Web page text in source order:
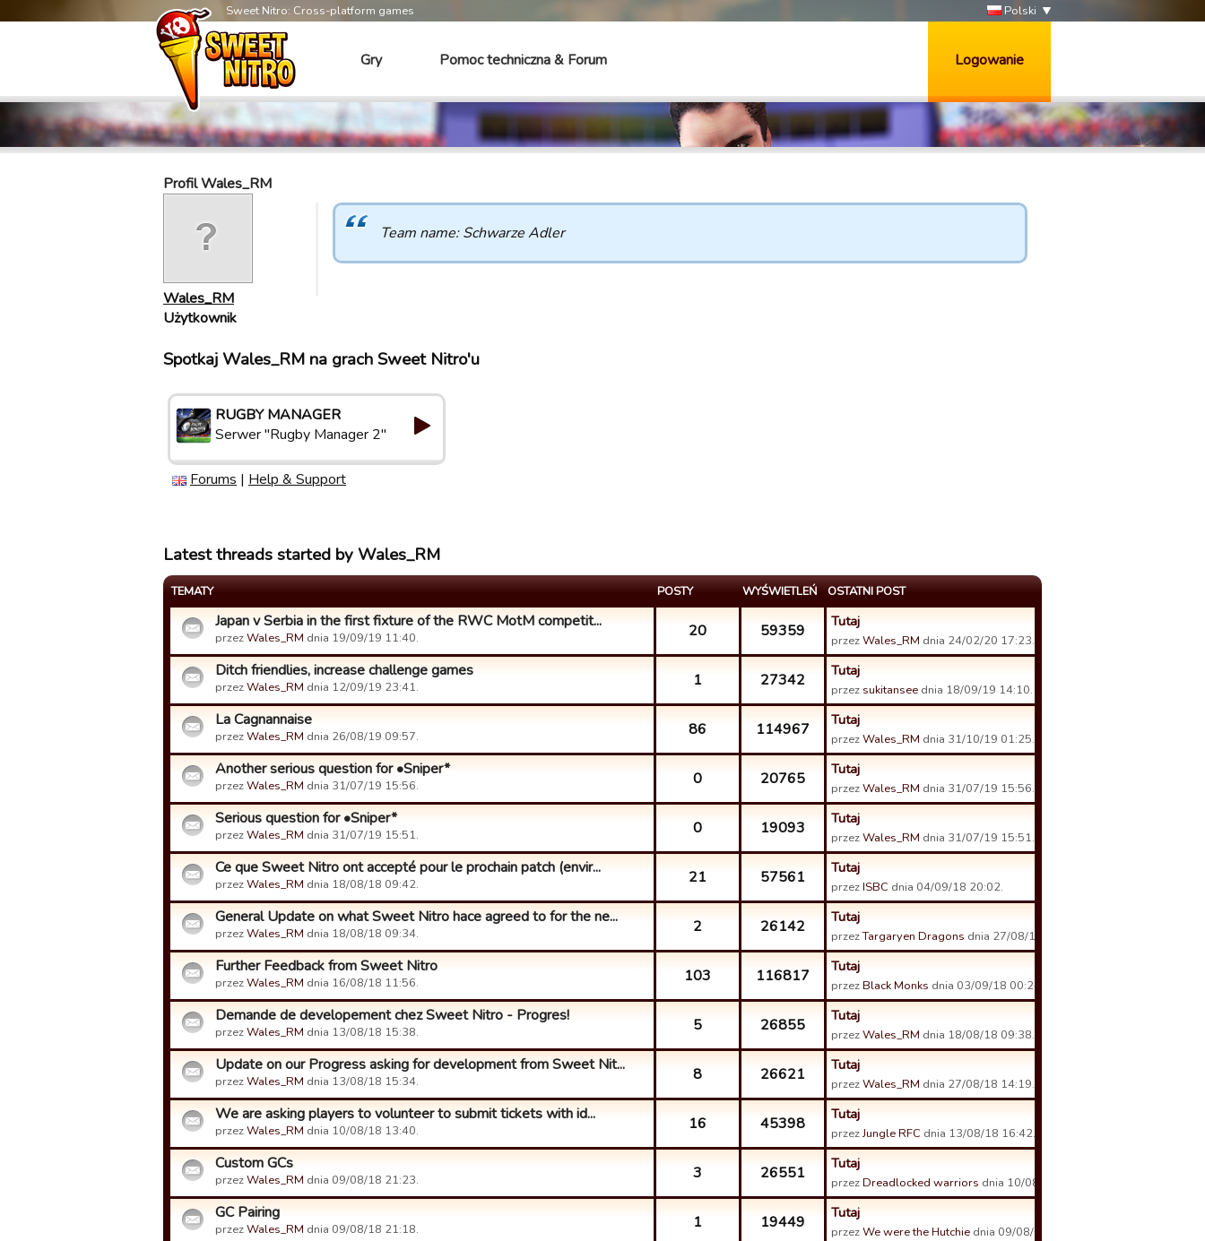
Sweet Nitro: Cross-platform games Polski
Gry Pomoc techniczna & Forum Logowanie
Profil Wales_RM
Wales_RM
Użytkownik
Team name: Schwarze Adler
Spotkaj Wales_RM na grach Sweet Nitro'u
RUGBY MANAGER
Serwer "Rugby Manager 2"
Forums | Help & Support
Latest threads started by Wales_RM
TEMATY POSTY WYŚWIETLEŃ OSTATNI POST
Japan v Serbia in the first fixture of the RWC MotM competit...
przezWales_RM dnia 19/09/19 11:40. 20 59359 Tutaj
przezWales_RM dnia 24/02/20 17:23.
Ditch friendlies, increase challenge games
przezWales_RM dnia 12/09/19 23:41. 1 27342 Tutaj
przez sukitansee dnia 18/09/19 14:10.
La Cagnannaise
przezWales_RM dnia 26/08/19 09:57. 86 114967 Tutaj
przezWales_RM dnia 31/10/19 01:25.
Another serious question for •Sniper*
przezWales_RM dnia 31/07/19 15:56. 0 20765 Tutaj
przezWales_RM dnia 31/07/19 15:56.
Serious question for •Sniper*
przezWales_RM dnia 31/07/19 15:51. 0 19093 Tutaj
przezWales_RM dnia 31/07/19 15:51.
Ce que Sweet Nitro ont accepté pour le prochain patch (envir...
przezWales_RM dnia 18/08/18 09:42. 21 57561 Tutaj
przezISBC dnia 04/09/18 20:02.
General Update on what Sweet Nitro hace agreed to for the ne...
przezWales_RM dnia 18/08/18 09:34. 2 26142 Tutaj
przezTargaryen Dragons dnia 27/08/18 14:54.
Further Feedback from Sweet Nitro
przezWales_RM dnia 16/08/18 11:56. 103 116817 Tutaj
przezBlack Monks dnia 03/09/18 00:24.
Demande de developement chez Sweet Nitro - Progres!
przezWales_RM dnia 13/08/18 15:38. 5 26855 Tutaj
przezWales_RM dnia 18/08/18 09:38.
Update on our Progress asking for development from Sweet Nit...
przezWales_RM dnia 13/08/18 15:34. 8 26621 Tutaj
przezWales_RM dnia 27/08/18 14:19.
We are asking players to volunteer to submit tickets with id...
przezWales_RM dnia 10/08/18 13:40. 16 45398 Tutaj
przezJungle RFC dnia 13/08/18 16:42.
Custom GCs
przezWales_RM dnia 09/08/18 21:23. 3 26551 Tutaj
przezDreadlocked warriors dnia 10/08/18 13:17.
GC Pairing
przezWales_RM dnia 09/08/18 21:18. 1 19449 Tutaj
przezWe were the Hutchie dnia 09/08/18 21:39.